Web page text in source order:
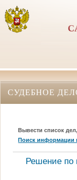
СУДЕБНОЕ
Вывести список
Поиск информации
Решение по